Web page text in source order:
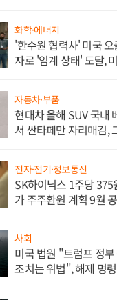
화학·에너지
'한수원 협력사' 미국
자로 '임계 상태' 도달,
자동차·부품
현대차 올해 SUV 국내
서 싼타페만 자리매김,
전자·전기·정보통신
SK하이닉스 1주당 375
가 주주환원 계획 9월
사회
미국 법원 "트럼프 정
조치는 위법", 해제 명